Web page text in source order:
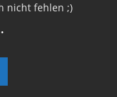
nicht fehlen ;)